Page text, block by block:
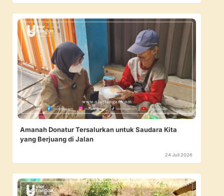
Amanah Donatur Tersalurkan untuk Saudara Kita
yang Berjuang di Jalan
24 Juli 2026